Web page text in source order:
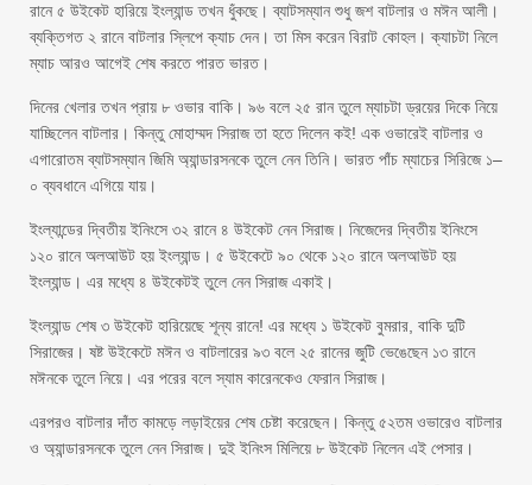
রানে ৫ উইকেট হারিয়ে ইংল্যান্ড তখন ধুঁকছে। ব্যাটসম্যান শুধু জশ বাটলার ও মঈন আলী।
ব্যক্তিগত ২ রানে বাটলার স্লিপে ক্যাচ দেন। তা মিস করেন বিরাট কোহল। ক্যাচটা নিলে
ম্যাচ আরও আগেই শেষ করতে পারত ভারত।
দিনের খেলার তখন প্রায় ৮ ওভার বাকি। ৯৬ বলে ২৫ রান তুলে ম্যাচটা ড্রয়ের দিকে নিয়ে
যাচ্ছিলেন বাটলার। কিন্তু মোহাম্মদ সিরাজ তা হতে দিলেন কই! এক ওভারেই বাটলার ও
এগারোতম ব্যাটসম্যান জিমি অ্যান্ডারসনকে তুলে নেন তিনি। ভারত পাঁচ ম্যাচের সিরিজে ১–
০ ব্যবধানে এগিয়ে যায়।
ইংল্যান্ডের দ্বিতীয় ইনিংসে ৩২ রানে ৪ উইকেট নেন সিরাজ। নিজেদের দ্বিতীয় ইনিংসে
১২০ রানে অলআউট হয় ইংল্যান্ড। ৫ উইকেটে ৯০ থেকে ১২০ রানে অলআউট হয়
ইংল্যান্ড। এর মধ্যে ৪ উইকেটই তুলে নেন সিরাজ একাই।
ইংল্যান্ড শেষ ৩ উইকেট হারিয়েছে শূন্য রানে! এর মধ্যে ১ উইকেট বুমরার, বাকি দুটি
সিরাজের। ষষ্ট উইকেটে মঈন ও বাটলারের ৯৩ বলে ২৫ রানের জুটি ভেঙেছেন ১৩ রানে
মঈনকে তুলে নিয়ে। এর পরের বলে স্যাম কারেনকেও ফেরান সিরাজ।
এরপরও বাটলার দাঁত কামড়ে লড়াইয়ের শেষ চেষ্টা করেছেন। কিন্তু ৫২তম ওভারেও বাটলার
ও অ্যান্ডারসনকে তুলে নেন সিরাজ। দুই ইনিংস মিলিয়ে ৮ উইকেট নিলেন এই পেসার।